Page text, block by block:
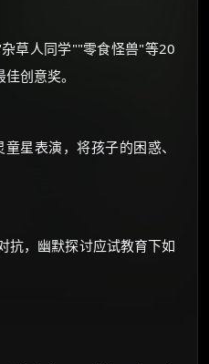
草人同学""零食怪兽"等20
创意奖。
星表演，将孩子的困惑、
抗，幽默探讨应试教育下如